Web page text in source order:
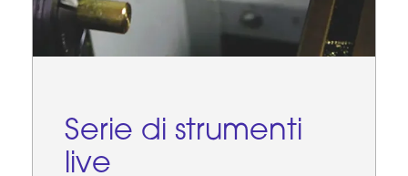
Serie di strumenti
live